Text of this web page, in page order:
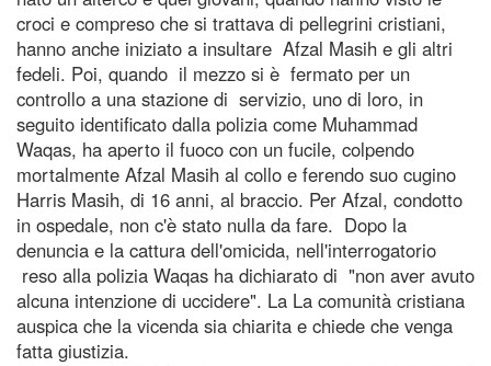
croci e compreso che si trattava di pellegrini cristiani,
hanno anche iniziato a insultare Afzal Masih e gli altri
fedeli. Poi, quando il mezzo si è fermato per un
controllo a una stazione di servizio, uno di loro, in
seguito identificato dalla polizia come Muhammad
Waqas, ha aperto il fuoco con un fucile, colpendo
mortalmente Afzal Masih al collo e ferendo suo cugino
Harris Masih, di 16 anni, al braccio. Per Afzal, condotto
in ospedale, non c'è stato nulla da fare. Dopo la
denuncia e la cattura dell'omicida, nell'interrogatorio
reso alla polizia Waqas ha dichiarato di "non aver avuto
alcuna intenzione di uccidere". La La comunità cristiana
auspica che la vicenda sia chiarita e chiede che venga
fatta giustizia.